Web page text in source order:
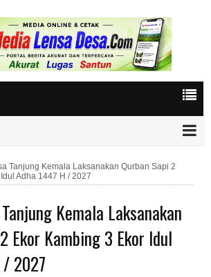
Tanjung Kemala Laksanakan Qurban Sapi 2
Adha 1447 H / 2027
Kemala Laksanakan
Ekor Kambing 3 Ekor Idul
/ 2027